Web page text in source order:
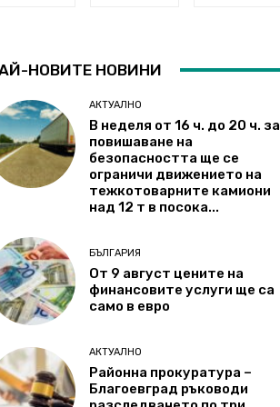
НОВИТЕ НОВИНИ
АКТУАЛНО
В неделя от 16 ч. до 20 ч. за
повишаване на
безопасността ще се
ограничи движението на
тежкотоварните камиони
над 12 т в посока...
БЪЛГАРИЯ
От 9 август цените на
финансовите услуги ще са
само в евро
АКТУАЛНО
Районна прокуратура –
Благоевград ръководи